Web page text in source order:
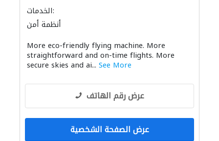
الخدمات:
أنظمة أمن
More eco-friendly flying machine. More
straightforward and on-time flights. More
secure skies and ai... See More
عرض رقم الهاتف
عرض الصفحة الشخصية